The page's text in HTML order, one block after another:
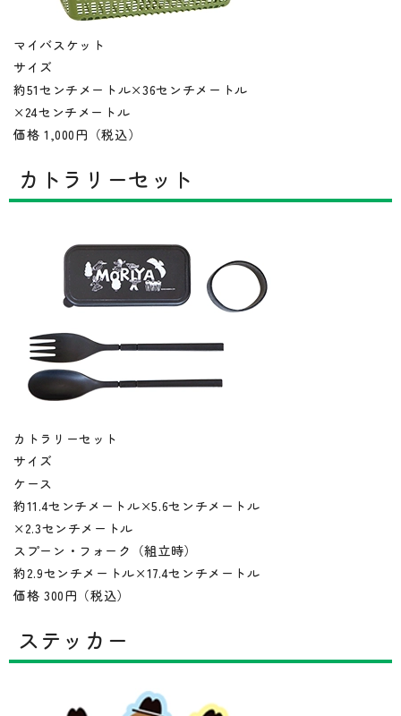
マイバスケット
サイズ
約51センチメートル×36センチメートル
×24センチメートル
価格 1,000円（税込）
カトラリーセット
カトラリーセット
サイズ
ケース
約11.4センチメートル×5.6センチメートル
×2.3センチメートル
スプーン・フォーク（組立時）
約2.9センチメートル×17.4センチメートル
価格 300円（税込）
ステッカー